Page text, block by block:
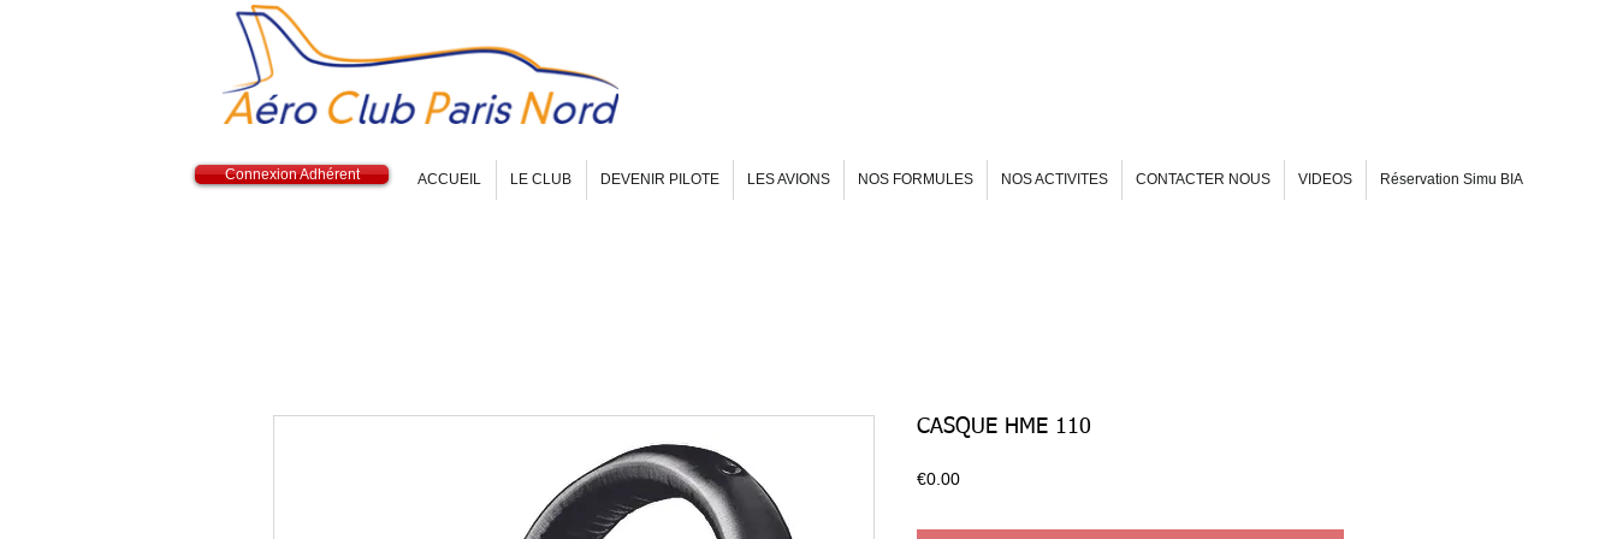
Connexion Adhérent ACCUEIL LE CLUB DEVENIR PILOTE LES AVIONS NOS FORMULES NOS ACTIVITES CONTACTER NOUS VIDEOS Réservation Simu BIA
CASQUE HME 110
€0.00Prix